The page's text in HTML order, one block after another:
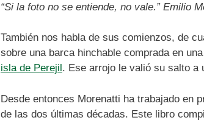
“Si la foto no se entiende, no vale.” Emilio
También nos habla de sus comienzos, de
sobre una barca hinchable comprada en
isla de Perejil. Ese arrojo le valió su salto a
Desde entonces Morenatti ha trabajado en
de las dos últimas décadas. Este libro